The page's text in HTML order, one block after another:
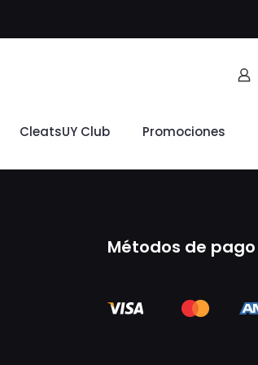
CleatsUY Club Promociones
Métodos de pago